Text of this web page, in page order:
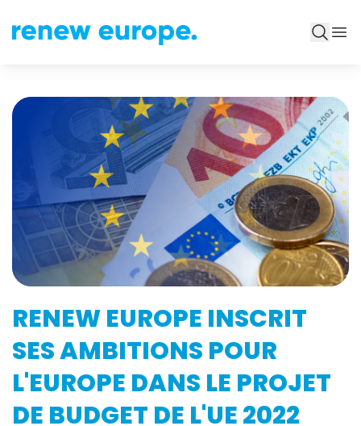
RENEW EUROPE INSCRIT
SES AMBITIONS POUR
L'EUROPE DANS LE PROJET
DE BUDGET DE L'UE 2022